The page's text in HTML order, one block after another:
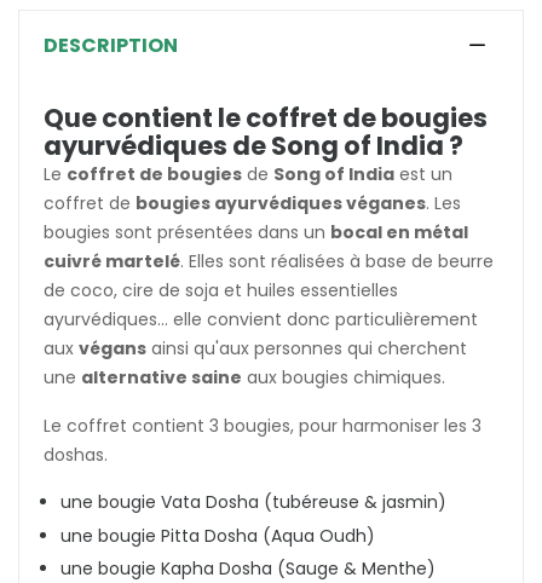
DESCRIPTION
Que contient le coffret de bougies
ayurvédiques de Song of India ?
Le coffret de bougies de Song of India est un
coffret de bougies ayurvédiques véganes. Les
bougies sont présentées dans un bocal en métal
cuivré martelé. Elles sont réalisées à base de beurre
de coco, cire de soja et huiles essentielles
ayurvédiques... elle convient donc particulièrement
aux végans ainsi qu'aux personnes qui cherchent
une alternative saine aux bougies chimiques.
Le coffret contient 3 bougies, pour harmoniser les 3
doshas.
une bougie Vata Dosha (tubéreuse & jasmin)
une bougie Pitta Dosha (Aqua Oudh)
une bougie Kapha Dosha (Sauge & Menthe)